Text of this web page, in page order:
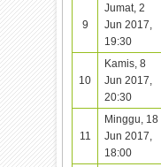
9
Jumat, 2
Jun 2017,
19:30
10
Kamis, 8
Jun 2017,
20:30
11
Minggu, 18
Jun 2017,
18:00